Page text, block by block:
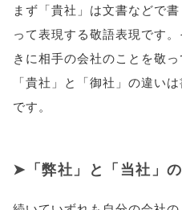
まず「貴社」は文書などで
って表現する敬語表現です
きに相手の会社のことを敬
「貴社」と「御社」の違い
です。
「弊社」と「当社」